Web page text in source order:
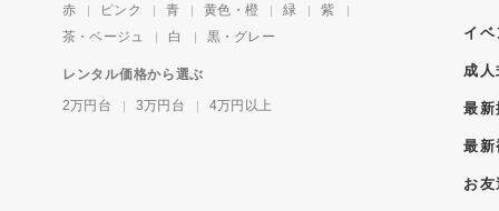
赤
ピンク 青 黄色・橙 緑
紫
茶・ベージュ
白 黒・グレー
レンタル価格から選ぶ
2万円台
3万円台 4万円以上
イ
成
最
最
お